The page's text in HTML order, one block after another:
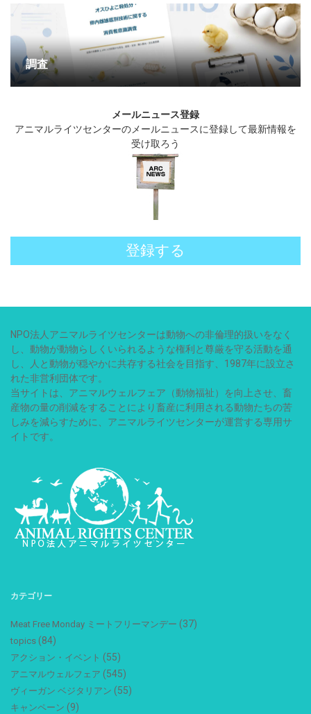
調査
メールニュース登録
アニマルライツセンターのメールニュースに登録して最新情報を
受け取ろう
登録する
NPO法人アニマルライツセンターは動物への非倫理的扱いをなく
し、動物が動物らしくいられるような権利と尊厳を守る活動を通
し、人と動物が穏やかに共存する社会を目指す、1987年に設立さ
れた非営利団体です。
当サイトは、アニマルウェルフェア（動物福祉）を向上させ、畜
産物の量の削減をすることにより畜産に利用される動物たちの苦
しみを減らすために、アニマルライツセンターが運営する専用サ
イトです。
カテゴリー
Meat Free Monday ミートフリーマンデー (37)
topics (84)
アクション・イベント (55)
アニマルウェルフェア (545)
ヴィーガン ベジタリアン (55)
キャンペーン (9)